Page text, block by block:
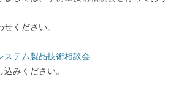
ください。
テム製品技術相談会
みください。